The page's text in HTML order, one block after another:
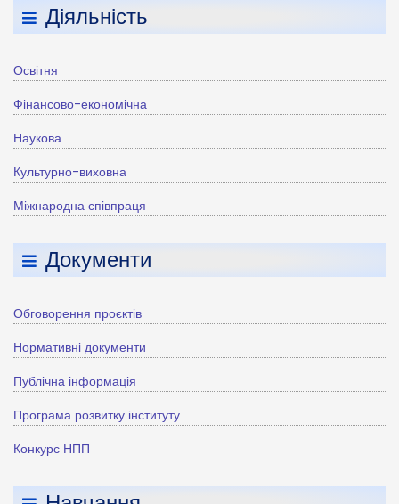
Діяльність
Освітня
Фінансово-економічна
Наукова
Культурно-виховна
Міжнародна співпраця
Документи
Обговорення проєктів
Нормативні документи
Публічна інформація
Програма розвитку інституту
Конкурс НПП